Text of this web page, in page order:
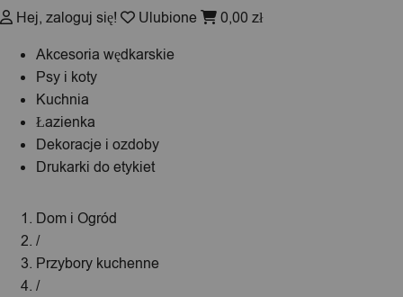
Hej, zaloguj się! Ulubione 0,00 zł
Akcesoria wędkarskie
Psy i koty
Kuchnia
Łazienka
Dekoracje i ozdoby
Drukarki do etykiet
Dom i Ogród
/
Przybory kuchenne
/